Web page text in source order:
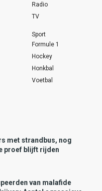
Radio
TV
Sport
Formule 1
Hockey
Honkbal
Voetbal
met strandbus, nog
proef blijft rijden
van malafide